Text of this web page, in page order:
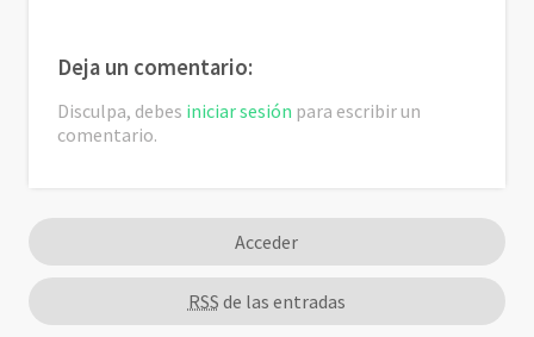
Deja un comentario:
Disculpa, debes iniciar sesión para escribir un
comentario.
Acceder
RSS de las entradas